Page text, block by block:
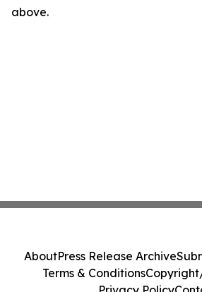
above.
AboutPress Release Archive
Terms & Conditions